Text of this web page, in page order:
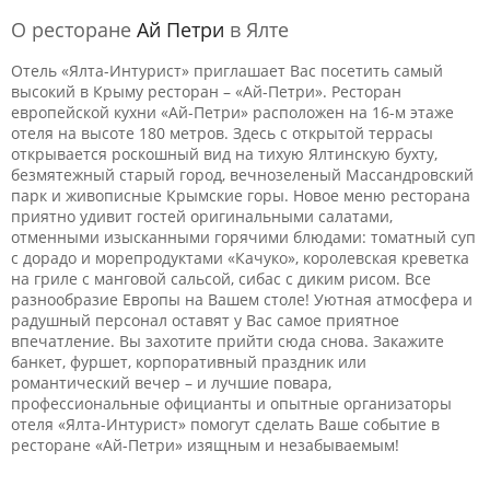
О ресторане Ай Петри в Ялте
Отель «Ялта-Интурист» приглашает Вас посетить самый
высокий в Крыму ресторан – «Ай-Петри». Ресторан
европейской кухни «Ай-Петри» расположен на 16-м этаже
отеля на высоте 180 метров. Здесь с открытой террасы
открывается роскошный вид на тихую Ялтинскую бухту,
безмятежный старый город, вечнозеленый Массандровский
парк и живописные Крымские горы. Новое меню ресторана
приятно удивит гостей оригинальными салатами,
отменными изысканными горячими блюдами: томатный суп
с дорадо и морепродуктами «Качуко», королевская креветка
на гриле с манговой сальсой, сибас с диким рисом. Все
разнообразие Европы на Вашем столе! Уютная атмосфера и
радушный персонал оставят у Вас самое приятное
впечатление. Вы захотите прийти сюда снова. Закажите
банкет, фуршет, корпоративный праздник или
романтический вечер – и лучшие повара,
профессиональные официанты и опытные организаторы
отеля «Ялта-Интурист» помогут сделать Ваше событие в
ресторане «Ай-Петри» изящным и незабываемым!